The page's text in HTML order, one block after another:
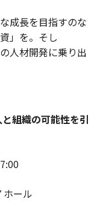
成長を目指すのな
」を。そし
人材開発に乗り出
組織の可能性を引
ホール